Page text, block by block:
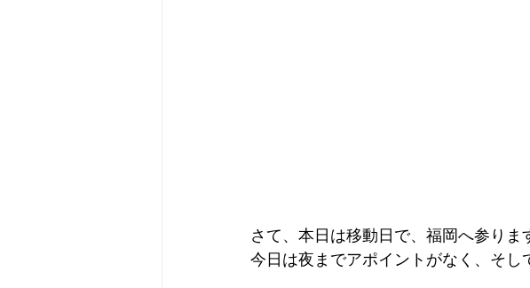
さて、本日は移動日で、福岡へ参りま
今日は夜までアポイントがなく、そし